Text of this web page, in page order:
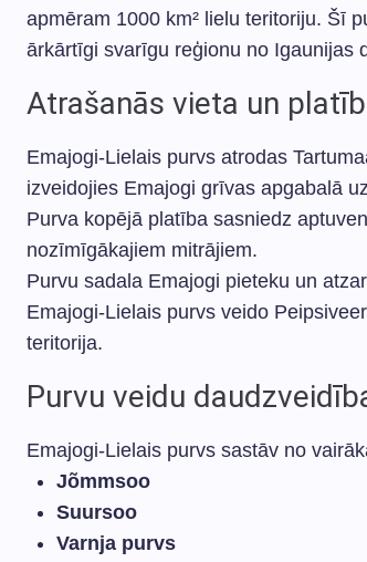
apmēram 1000 km² lielu teritoriju. Šī
ārkārtīgi svarīgu reģionu no Igaunijas
Atrašanās vieta un
Emajogi-Lielais purvs atrodas
izveidojies Emajogi grīvas apgabalā
Purva kopējā platība sasniedz
nozīmīgākajiem mitrājiem.
Purvu sadala Emajogi pieteku un
Emajogi-Lielais purvs veido
teritorija.
Purvu veidu
Emajogi-Lielais purvs sastāv no
Jõmmsoo
Suursoo
Varnja purvs